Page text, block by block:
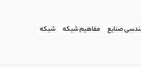
صنایع مفاهیم شبکه شبکه